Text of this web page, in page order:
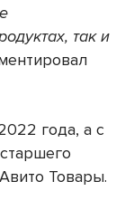
так и
года, а с
Товары.